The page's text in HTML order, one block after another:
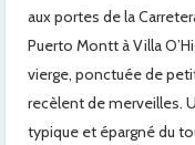
aux portes de la
Puerto Montt à Villa
vierge, ponctuée de
recèlent de merveilles.
typique et épargné du